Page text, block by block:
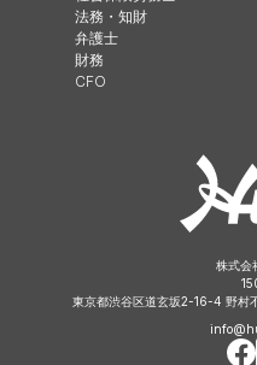
法務・知財
弁護士
財務
CFO
株式会
東京都渋谷区道玄坂2-16-4 野村